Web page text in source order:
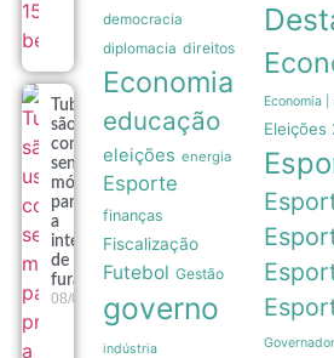
Tubarões
são usados
como
sensores
móveis
para prever
a
intensidade
de
furacões
08/08
democracia
diplomacia direitos
Economia
educação
eleições energia
Esporte
finanças
Fiscalização
Futebol Gestão
governo
indústria
Economia |
Eleições